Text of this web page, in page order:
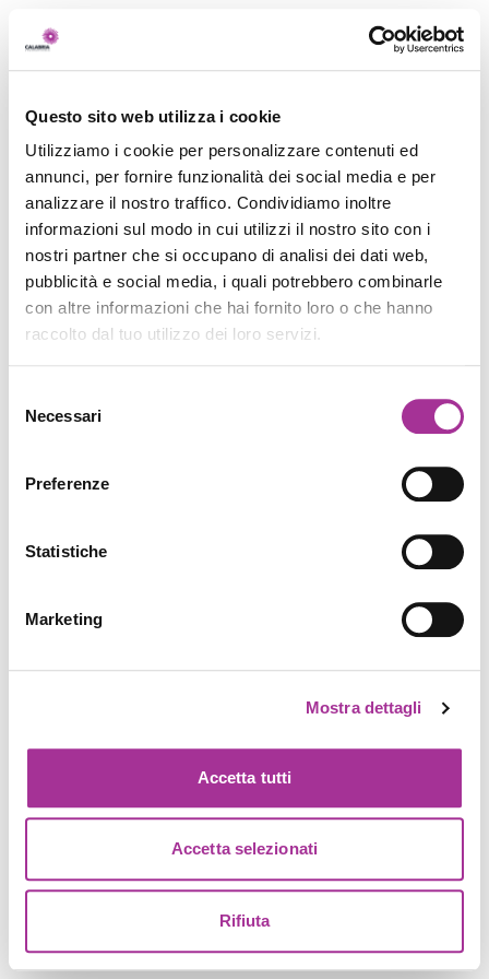
Questo sito web utilizza i cookie
Utilizziamo i cookie per personalizzare contenuti ed
annunci, per fornire funzionalità dei social media e per
analizzare il nostro traffico. Condividiamo inoltre
informazioni sul modo in cui utilizzi il nostro sito con i
nostri partner che si occupano di analisi dei dati web,
pubblicità e social media, i quali potrebbero combinarle
con altre informazioni che hai fornito loro o che hanno
raccolto dal tuo utilizzo dei loro servizi.
delNecessari
Preferenze
Statistiche
Marketing
Mostra dettagli
Accetta tutti
Accetta selezionati
Rifiuta